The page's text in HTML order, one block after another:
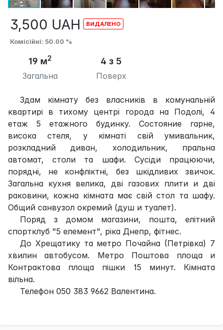
3,500 UAH
Комісійні: 50.00 %
19 м2
Загальна
4 з 5
Поверх
Здам кімнату без власників в комунальній
квартирі в тихому центрі города на Подолі, 4
етаж 5 етажного будинку. Состояние гарне,
висока стеля, у кімнаті свій умивальник,
розкладний диван, холодильник, пральна
автомат, столи та шафи. Сусіди працюючи,
порядні, не конфліктні, без шкідливих звичок.
Загальна кухня велика, дві газових плити и дві
раковини, кожна кімната має свій стол та шафу.
Общий санвузол окремий (душ и туалет).
Поряд з домом магазини, пошта, елітний
спортклуб "5 елемент", ріка Днепр, фітнес.
До Хрещатику та метро Почайна (Петрівка) 7
хвилин автобусом. Метро Поштова площа и
Контрактова площа пішки 15 минут. Кімната
вільна.
Телефон 050 383 9662 Валентина.